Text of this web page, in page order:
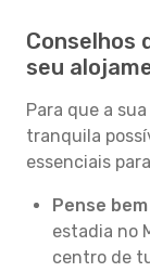
Conselhos
seu
Para que a
tranquila
essenciais
Pense
estadia no
centro de